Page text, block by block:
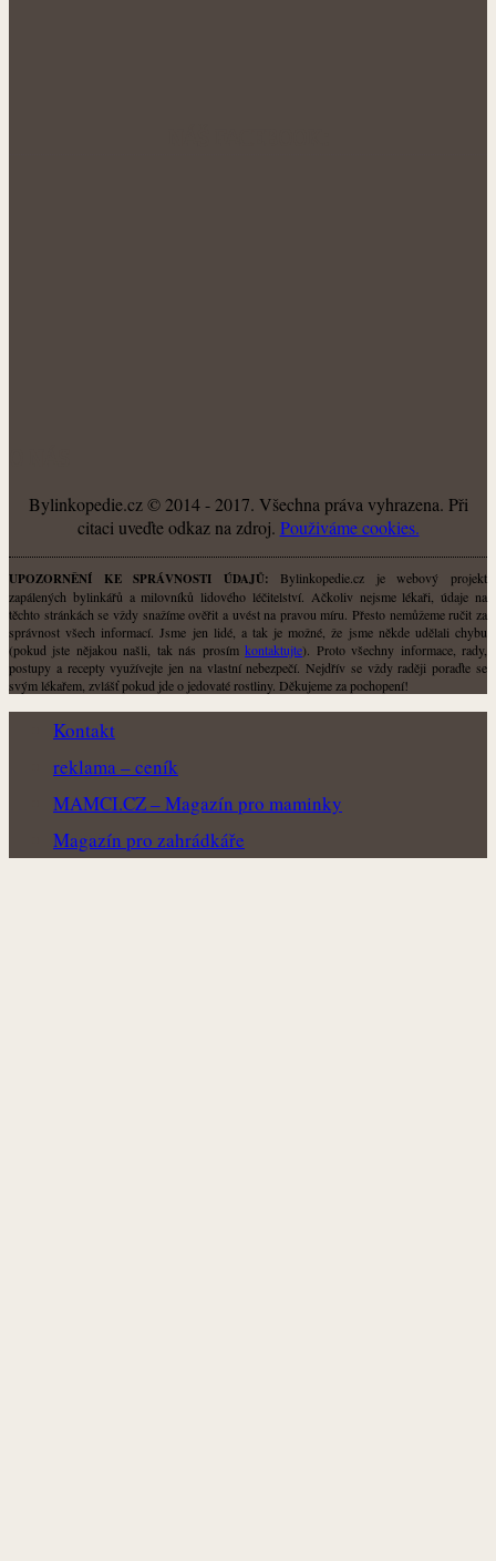
Bylinkopedie.cz © 2014 - 2017. Všechna práva vyhrazena. Při
citaci uveďte odkaz na zdroj. Použiváme cookies.
UPOZORNĚNÍ KE SPRÁVNOSTI ÚDAJŮ: Bylinkopedie.cz je webový projekt
zapálených bylinkářů a milovníků lidového léčitelství. Ačkoliv nejsme lékaři, údaje na
těchto stránkách se vždy snažíme ověřit a uvést na pravou míru. Přesto nemůžeme ručit za
správnost všech informací. Jsme jen lidé, a tak je možné, že jsme někde udělali chybu
(pokud jste nějakou našli, tak nás prosímkontaktujte). Proto všechny informace, rady,
postupy a recepty využívejte jen na vlastní nebezpečí. Nejdřív se vždy raději poraďte se
svým lékařem, zvlášť pokud jde o jedovaté rostliny. Děkujeme za pochopení!
Kontakt
reklama – ceník
MAMCI.CZ – Magazín pro maminky
Magazín pro zahrádkáře